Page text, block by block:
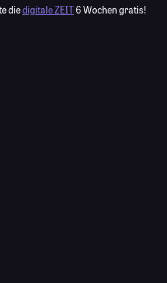
diedigitale ZEIT6 Wochen gratis!